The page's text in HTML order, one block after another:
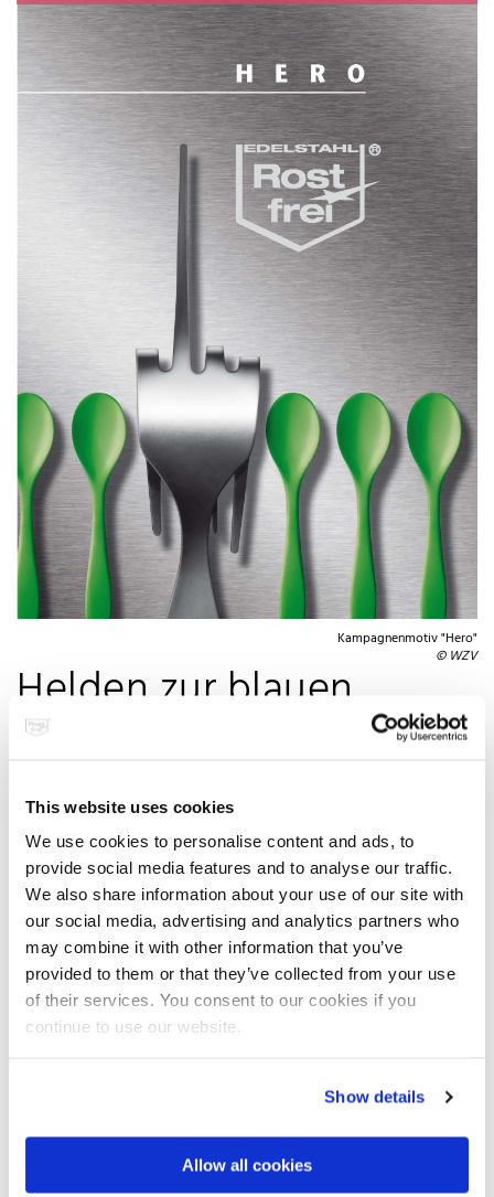
This website uses cookies
We use cookies to personalise content and ads, to
provide social media features and to analyse our traffic.
We also share information about your use of our site with
our social media, advertising and analytics partners who
may combine it with other information that you’ve
provided to them or that they’ve collected from your use
of their services. You consent to our cookies if you
continue to use our website.
Show details
Allow all cookies
Kampagnenmotiv "Hero"
© WZV
Helden zur blauen
Stunde
Pünktlich zur Tube & Wire vom 12. bis 16. April 2010 in Düsseldorf
setzt der Warenzeichenverband Edelstahl Rostfrei e.V. erstmals
auch auf die Kraft der blauen Stunde. In rund 200 absoluten „In-
Treffs“ in Düsseldorf, Mönchengladbach und Neuss verteilt der
Verband 20.000 Exemplare der begehrten Kampagnenmotive
„Hero“ und „Unverwüstlich“ als Gratispostkarten. Ob in
Szenekneipe, Restaurant oder Gourmettempel: Sympathisch,
knackig, kultverdächtig laden die Karten zum Mitnehmen,
Verschenken oder Versenden ein. Und das nicht nur für
Branchenfremde einen starken Eindruck. So wie das
Qualitätssiegel für Edelstahl Rostfrei – der kleine Unterschied, auf
den es für nachhaltige Freude und Wirtschaftlichkeit entscheidend